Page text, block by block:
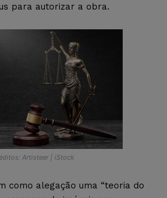
para autorizar a obra.
Artisteer | iStock
como alegação uma “teoria do